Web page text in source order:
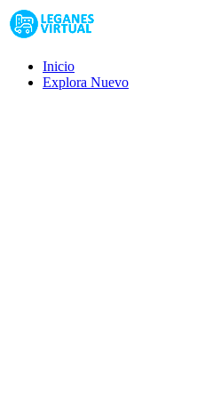
Inicio
Explora Nuevo